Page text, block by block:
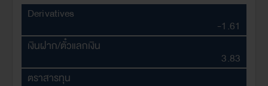
Derivatives
-1.61
เงินฝาก/ตั๋วแลกเงิน
3.83
ตราสารทุน